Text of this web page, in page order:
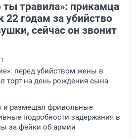
ты травила»: прикамца
22 годам за убийство
сейчас он звонит
перед убийством жены в
торт на день рождения сына
и размещал фривольные
подробности задержания в
за фейки об армии